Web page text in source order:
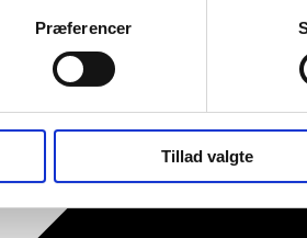
Præferencer
Tillad valgte